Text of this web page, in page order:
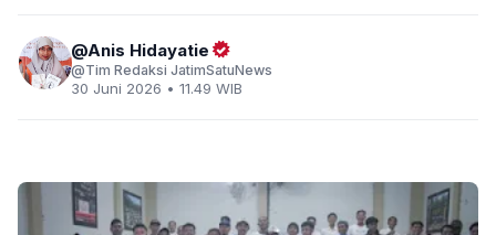
Anis Hidayatie
Tim Redaksi JatimSatuNews
30 Juni 2026 • 11.49 WIB